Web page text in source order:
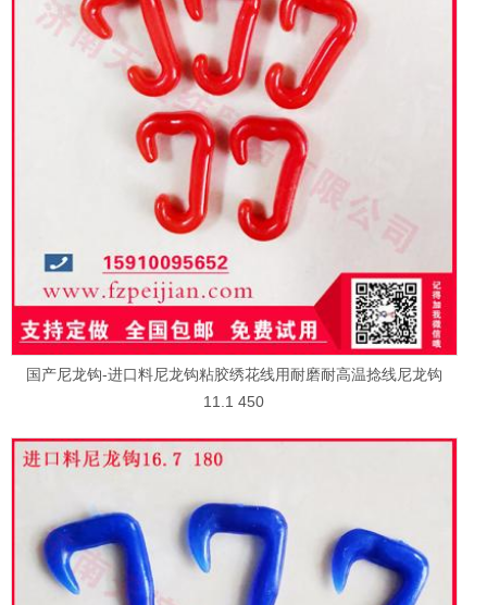
国产尼龙钩-进口料尼龙钩粘胶绣花线用耐磨耐高温捻线尼龙钩
11.1 450